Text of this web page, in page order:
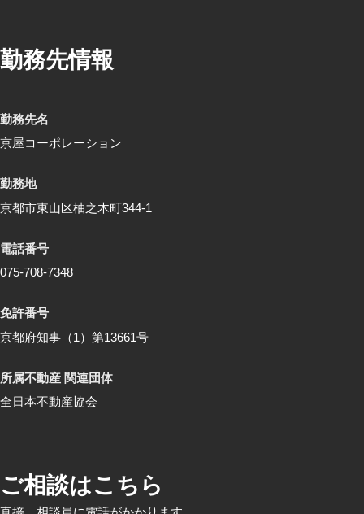
勤務先情報
勤務先名
京屋コーポレーション
勤務地
京都市東山区柚之木町344-1
電話番号
075-708-7348
免許番号
京都府知事（1）第13661号
所属不動産 関連団体
全日本不動産協会
ご相談はこちら